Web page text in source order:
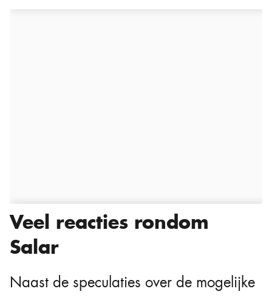
Veel reacties rondom
Salar
Naast de speculaties over de mogelijke